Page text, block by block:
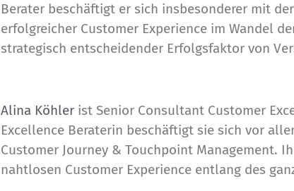
Berater beschäftigt er sich insbesonderer mit
erfolgreicher Customer Experience im Wandel
strategisch entscheidender Erfolgsfaktor von
Alina Köhler ist Senior Consultant Customer
Excellence Beraterin beschäftigt sie sich vor
Customer Journey & Touchpoint Management.
nahtlosen Customer Experience entlang des